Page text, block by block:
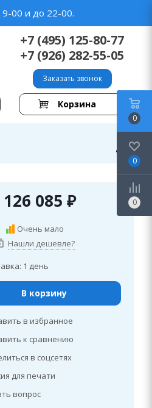
9-00 и до 22-00.
+7 (495) 125-80-77
+7 (926) 282-55-05
Заказать звонок
Корзина
126 085 ₽
Очень мало
Нашли дешевле?
1 день
В корзину
в избранное
к сравнению
в соцсетях
для печати
вопрос
0
0
0